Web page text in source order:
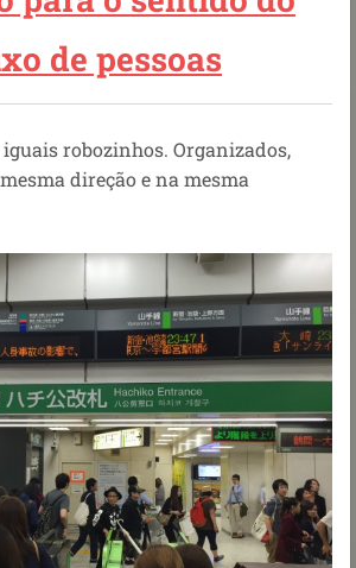
de pessoas
iguais robozinhos. Organizados,
direção e na mesma